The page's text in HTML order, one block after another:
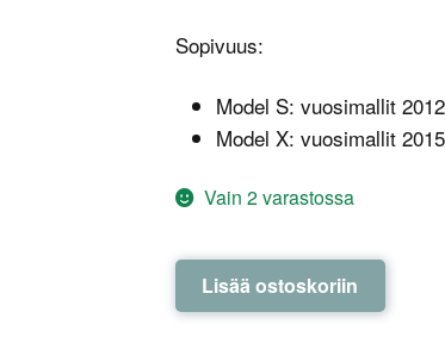
Sopivuus:
Model S: vuosimallit
Model X: vuosimallit
Vain 2 varastossa
Jarrulevy
taakse
Lisää ostoskoriin